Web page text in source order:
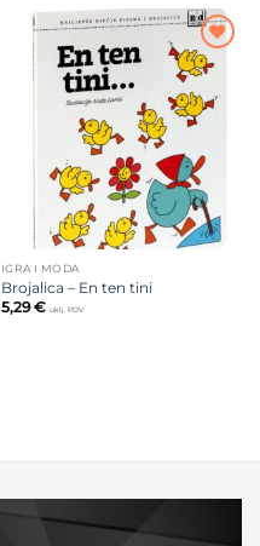
Dodajte
na listu
želja
IGRA I MODA
Brojalica – En ten tini
5,29€ uklj. PDV